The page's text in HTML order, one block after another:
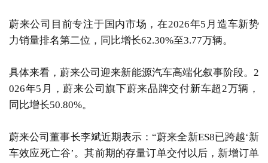
蔚来公司目前专注于国内市场，在2026年5月造车新势
力销量排名第二位，同比增长62.30%至3.77万辆。
具体来看，蔚来公司迎来新能源汽车高端化叙事阶段。2
026年5月，蔚来公司旗下蔚来品牌交付新车超2万辆，
同比增长50.80%。
蔚来公司董事长李斌近期表示：“蔚来全新ES8已跨越‘新
车效应死亡谷’。其前期的存量订单交付以后，新增订单